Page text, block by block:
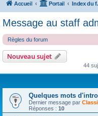
Accueil Portail
Message au staff
Règles du forum
Nouveau sujet
44
Quelques mots
Dernier message par
Réponses : 10